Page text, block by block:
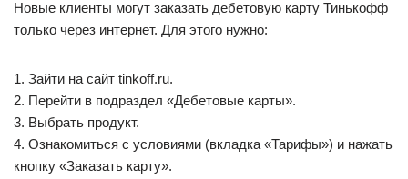
Новые клиенты могут заказать дебетовую карту Тинькофф
только через интернет. Для этого нужно:
1. Зайти на сайт tinkoff.ru.
2. Перейти в подраздел «Дебетовые карты».
3. Выбрать продукт.
4. Ознакомиться с условиями (вкладка «Тарифы») и нажать
кнопку «Заказать карту».